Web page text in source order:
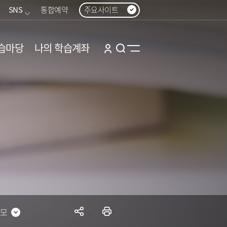
SNS 통합예약 주요사이트
마당 나의 학습계좌